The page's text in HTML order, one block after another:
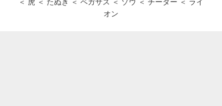
＜ 虎 ＜ たぬき ＜ ペガサス ＜ ゾウ ＜ チーター ＜ ライ
オン